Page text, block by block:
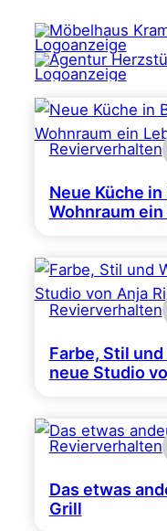
Revierverhalten
Neue Küche
Wohnraum
Revierverhalten
Farbe, Stil
neue Studio
Revierverhalten
Das etwas
Grill